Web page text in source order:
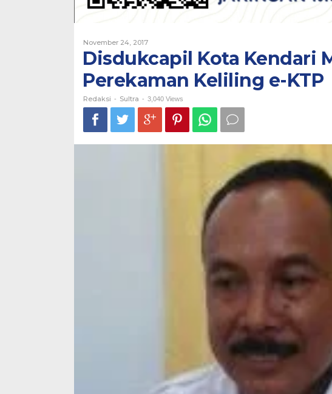
November 24, 2017Oleh
Disdukcapil Kota Kendari
Perekaman Keliling e-KTP
Redaksi - Sultra - 3,040 Views